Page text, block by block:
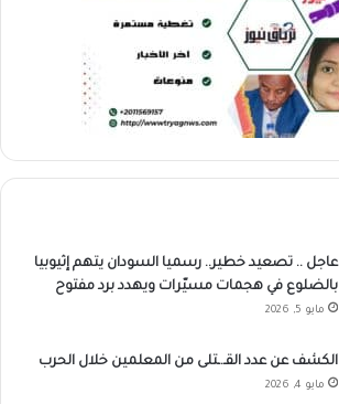
عاجل .. تصعيد خطير.. رسميا السودان يتهم إثيوبيا
بالضلوع في هجمات مسيّرات ويهدد برد مفتوح
مايو 5, 2026
الكشف عن عدد القـ.ـتلى من المعلمين خلال الحرب
مايو 4, 2026